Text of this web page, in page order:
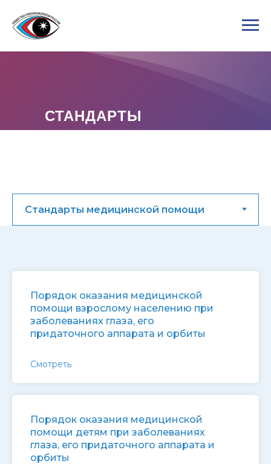
СТАНДАРТЫ
Порядок оказания медицинской
помощи взрослому населению при
заболеваниях глаза, его
придаточного аппарата и орбиты
Смотреть
Порядок оказания медицинской
помощи детям при заболеваниях
глаза, его придаточного аппарата и
орбиты